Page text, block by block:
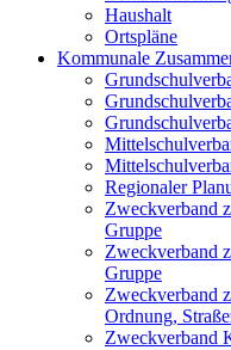
Haushalt
Ortspläne
Kommunale
Regionaler
Zweckverband
Gruppe
Zweckverband
Gruppe
Zweckverband
Ordnung,
Zweckverband